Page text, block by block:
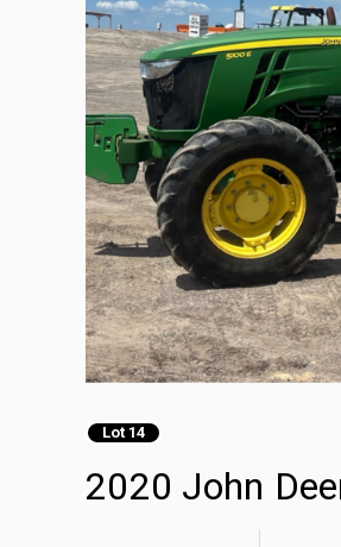
Lot 14
2020 John